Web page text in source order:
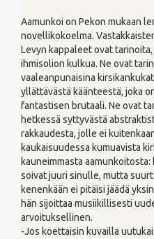
Aamunkoi on Pekon mukaan
novellikokoelma.
Levyn kappaleet ovat
ihmisolion kulkua. Ne ovat
vaaleanpunaisina
yllättävästä käänteestä, joka
fantastisen brutaali. Ne ovat
hetkessä syttyvästä
rakkaudesta, jolle ei
kaukaisuudessa kumuavista
kauneimmasta
soivat juuri sinulle, mutta
kenenkään ei pitäisi jäädä
hän sijoittaa musiikillisesti
arvoituksellinen.
-Jos koettaisin kuvailla